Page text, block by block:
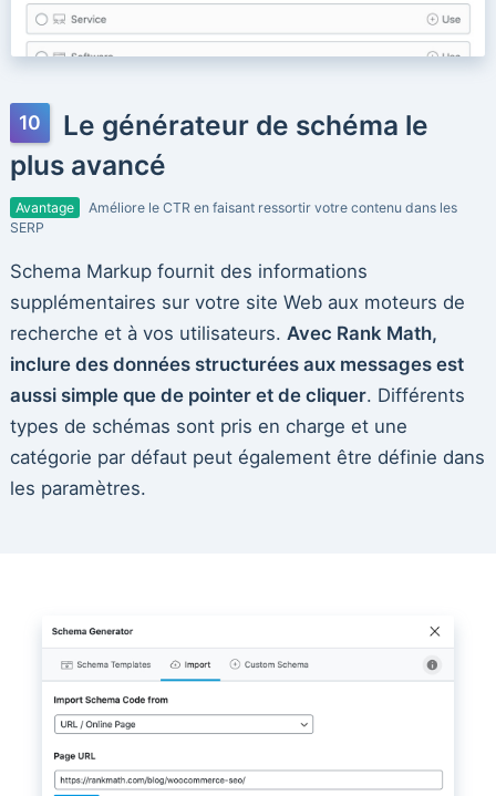
Le générateur de schéma le
plus avancé
Avantage
Améliore le CTR en faisant ressortir votre contenu dans les
SERP
Schema Markup fournit des informations
supplémentaires sur votre site Web aux moteurs de
recherche et à vos utilisateurs. Avec Rank Math,
inclure des données structurées aux messages est
aussi simple que de pointer et de cliquer. Différents
types de schémas sont pris en charge et une
catégorie par défaut peut également être définie dans
les paramètres.